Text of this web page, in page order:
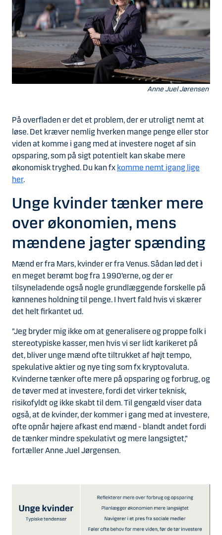
Anne Juel Jørensen
På overfladen er det et problem, der er utroligt nemt at
løse. Det kræver nemlig hverken mange penge eller stor
viden at komme i gang med at investere noget af sin
opsparing, som på sigt potentielt kan skabe mere
økonomisk tryghed. Du kan fx komme nemt igang lige
her.
Unge kvinder tænker mere
over økonomien, mens
mændene jagter spænding
Mænd er fra Mars, kvinder er fra Venus. Sådan lød det i
en meget berømt bog fra 1990’erne, og der er
tilsyneladende også nogle grundlæggende forskelle på
kønnenes holdning til penge. I hvert fald hvis vi skærer
det helt firkantet ud.
”Jeg bryder mig ikke om at generalisere og proppe folk i
stereotypiske kasser, men hvis vi ser lidt karikeret på
det, bliver unge mænd ofte tiltrukket af højt tempo,
spekulative aktier og nye ting som fx kryptovaluta.
Kvinderne tænker ofte mere på opsparing og forbrug, og
de tøver med at investere, fordi det virker teknisk,
risikofyldt og ikke skabt til dem. Til gengæld viser data
også, at de kvinder, der kommer i gang med at investere,
ofte opnår højere afkast end mænd - blandt andet fordi
de tænker mindre spekulativt og mere langsigtet,”
fortæller Anne Juel Jørgensen.